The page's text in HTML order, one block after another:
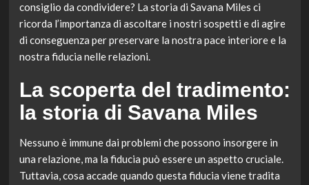
consiglio da condividere? La storia di Savana Miles ci
ricorda l’importanza di ascoltare i nostri sospetti e di agire
di conseguenza per preservare la nostra pace interiore e la
nostra fiducia nelle relazioni.
La scoperta del tradimento:
la storia di Savana Miles
Nessuno è immune dai problemi che possono insorgere in
una relazione, ma la fiducia può essere un aspetto cruciale.
Tuttavia, cosa accade quando questa fiducia viene tradita